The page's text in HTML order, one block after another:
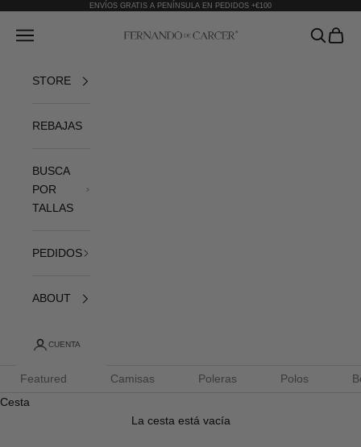
ENVÍOS GRATIS A PENÍNSULA EN PEDIDOS +€100
Fernando de Cárcer
Abrir menú de navegación AbrirAbrir
STORE
REBAJAS
BUSCA
POR
TALLAS
PEDIDOS
ABOUT
CUENTA
Featured Camisas Poleras Polos
Cesta
La cesta está vacía